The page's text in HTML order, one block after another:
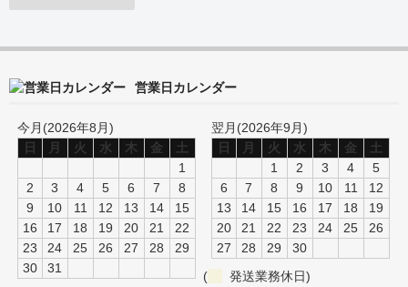
営業日カレンダー
今月(2026年8月)
日
月 火 水 木 金
土
1
2
3 4 5 6 7
8
9
10 11 12 13 14
15
16
17 18 19 20 21
22
23
24 25 26 27 28
29
30
31
翌月(2026年9月)
日
月 火 水 木 金
土
1
2 3 4
5
6
7 8 9 10 11
12
13
14 15 16 17 18
19
20
21 22 23 24 25
26
27
28 29
30
(
発送業務休日)